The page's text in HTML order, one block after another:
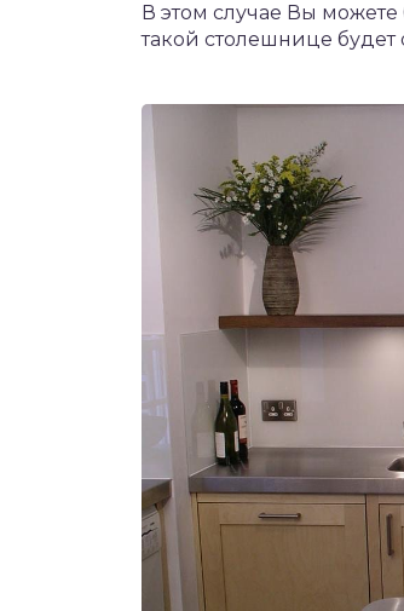
В этом случае Вы можете
такой столешнице будет